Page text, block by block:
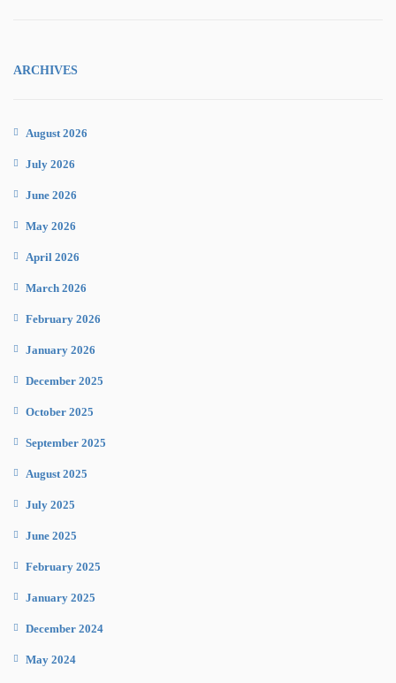
ARCHIVES
August 2026
July 2026
June 2026
May 2026
April 2026
March 2026
February 2026
January 2026
December 2025
October 2025
September 2025
August 2025
July 2025
June 2025
February 2025
January 2025
December 2024
May 2024